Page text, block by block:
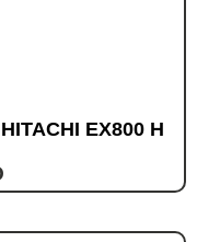
EX800 H